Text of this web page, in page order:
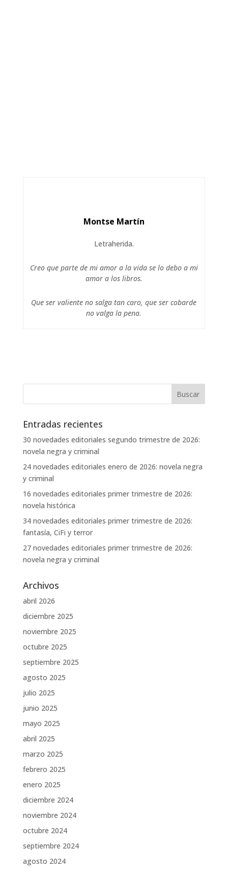
Montse Martín
Letraherida.
Creo que parte de mi amor a la vida se lo debo a mi
amor a los libros.
Que ser valiente no salga tan caro, que ser cobarde
no valga la pena.
Entradas recientes
30 novedades editoriales segundo trimestre de 2026:
novela negra y criminal
24 novedades editoriales enero de 2026: novela negra
y criminal
16 novedades editoriales primer trimestre de 2026:
novela histórica
34 novedades editoriales primer trimestre de 2026:
fantasía, CiFi y terror
27 novedades editoriales primer trimestre de 2026:
novela negra y criminal
Archivos
abril 2026
diciembre 2025
noviembre 2025
octubre 2025
septiembre 2025
agosto 2025
julio 2025
junio 2025
mayo 2025
abril 2025
marzo 2025
febrero 2025
enero 2025
diciembre 2024
noviembre 2024
octubre 2024
septiembre 2024
agosto 2024